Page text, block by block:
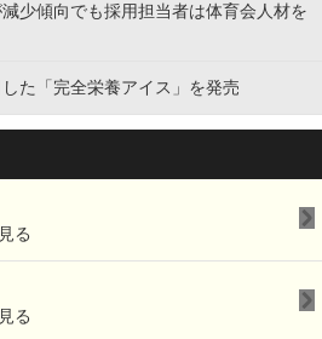
少傾向でも採用担当者は体育会人材を
た「完全栄養アイス」を発売
る
る